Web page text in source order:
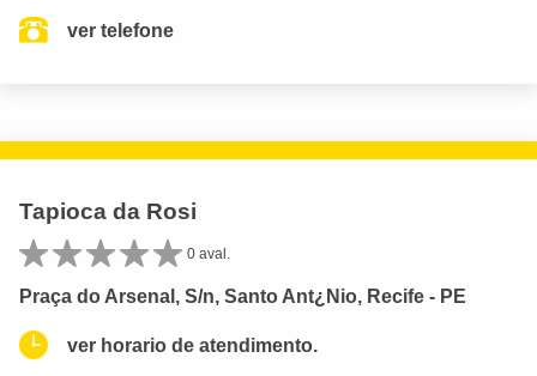
ver telefone
Tapioca da Rosi
0 aval.
Praça do Arsenal, S/n, Santo Ant¿Nio, Recife - PE
ver horario de atendimento.